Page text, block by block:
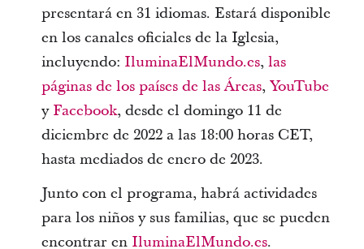
presentará en 31 idiomas. Estará disponible
en los canales oficiales de la Iglesia,
incluyendo: IluminaElMundo.es, las
páginas de los países de las Áreas, YouTube
y Facebook, desde el domingo 11 de
diciembre de 2022 a las 18:00 horas CET,
hasta mediados de enero de 2023.
Junto con el programa, habrá actividades
para los niños y sus familias, que se pueden
encontrar en IluminaElMundo.es.